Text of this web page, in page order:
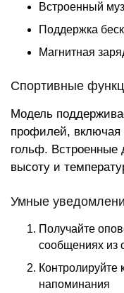
Встроенный
Поддержка
Магнитная
Спортивные
Модель
профилей, включая
гольф. Встроенные
высоту и
Умные
Получайте
сообщениях из
Контролируйте
напоминания